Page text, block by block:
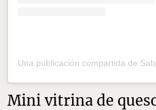
Mini vitrina de